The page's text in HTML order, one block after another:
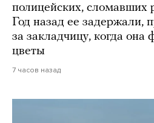
полицейских, сломавших
Год назад ее задержали,
за закладчицу, когда она
цветы
7 часов назад